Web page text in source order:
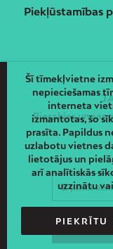
Piekļūstamības
Piesakies un
Šī tīmekļvietne
nepieciešamas
interneta
izmantotas, šo
prasīta. Papildus
uzlabotu vietnes
lietotājus un
arī analītiskās
uzzinātu
PIEKRĪTU